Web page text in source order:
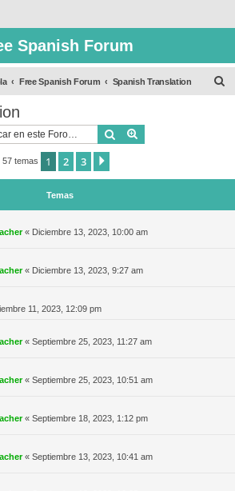
Spanish Forum
Free Spanish Forum Spanish Translation
Buscar
57 temas 1 2 3
Temas
« Diciembre 13, 2023, 10:00 am
« Diciembre 13, 2023, 9:27 am
11, 2023, 12:09 pm
« Septiembre 25, 2023, 11:27 am
« Septiembre 25, 2023, 10:51 am
« Septiembre 18, 2023, 1:12 pm
« Septiembre 13, 2023, 10:41 am